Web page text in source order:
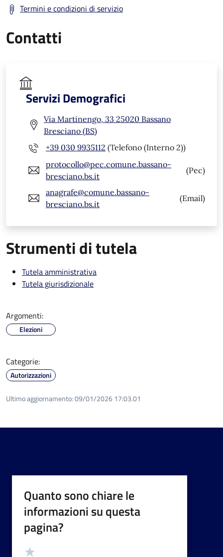
Termini e condizioni di servizio
Contatti
Servizi Demografici
Via Martinengo, 33 25020 Bassano
Bresciano (BS)
+39 030 9935112 (Telefono (Interno 2))
protocollo@pec.comune.bassano-
bresciano.bs.it
(Pec)
anagrafe@comune.bassano-
bresciano.bs.it
(Email)
Strumenti di tutela
Tutela amministrativa
Tutela giurisdizionale
Argomenti:
Elezioni
Categorie:
Autorizzazioni
Ultimo aggiornamento:09/01/2026 17:03.01
Quanto sono chiare le
informazioni su questa
pagina?
Valutazione